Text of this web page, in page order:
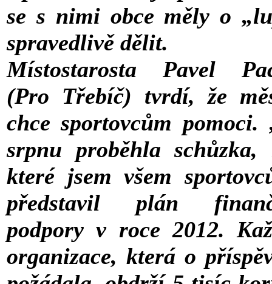
se s nimi obce měly o
spravedlivě dělit.
Místostarosta Pavel
(Pro Třebíč) tvrdí, že
chce sportovcům pomoci.
srpnu proběhla schůzka,
které jsem všem
představil plán
podpory v roce 2012.
organizace, která o